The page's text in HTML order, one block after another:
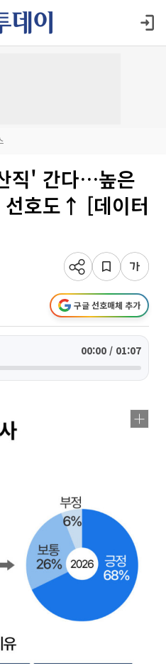
직' 간다…높은
선호도↑ [데이터
구글 선호매체 추가
00:00 / 01:07